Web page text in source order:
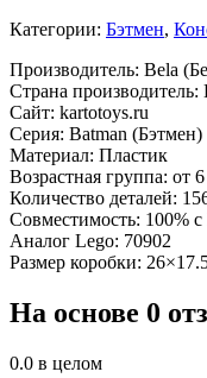
Категории: Бэтмен,
Производитель: Bela
Страна производитель:
Сайт: kartotoys.ru
Серия: Batman (Бэтмен)
Материал: Пластик
Возрастная группа: от 6
Количество деталей:
Совместимость: 100% с
Аналог Lego: 70902
Размер коробки:
На основе 0
0.0 в целом